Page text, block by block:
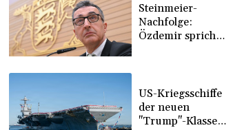
Steinmeier-
Nachfolge:
Özdemir spricht
US-Kriegsschiffe
der neuen
"Trump"-Klasse